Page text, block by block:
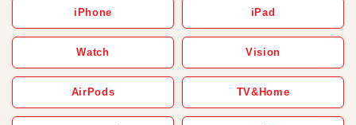
iPhone iPad
Watch Vision
AirPods TV&Home